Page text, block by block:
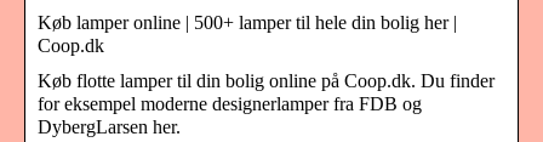
Køb lamper online | 500+ lamper til hele din bolig her |
Coop.dk
Køb flotte lamper til din bolig online på Coop.dk. Du finder
for eksempel moderne designerlamper fra FDB og
DybergLarsen her.